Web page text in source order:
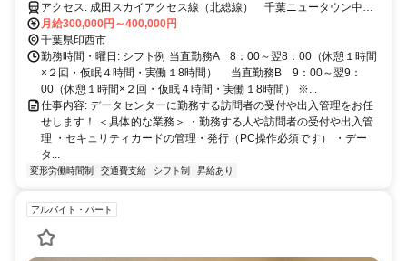
アクセス: 成田スカイアクセス線（北総線） 千葉ニュータウン中央
駅より徒歩15分
月給300,000円～400,000円
千葉県印西市
勤務時間・曜日: シフト例 当直勤務A 8：00～翌8：00（休憩１時間
×２回・仮眠４時間・実働１8時間） 当直勤務B 9：00～翌9：
00（休憩１時間×２回・仮眠４時間・実働１8時間） ※...
仕事内容: データセンターに勤務する訪問者の受付や出入管理をお任
せします！ ＜具体的な業務＞ ・勤務する人や訪問者の受付や出入管
理 ・セキュリティカードの管理・発行（PC操作必須です） ・デー
タ...
変形労働時間制 交通費支給 シフト制 昇給あり
アルバイト・パート